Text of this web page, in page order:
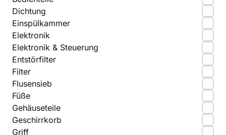
Dichtung
Einspülkammer
Elektronik
Elektronik & Steuerung
Entstörfilter
Filter
Flusensieb
Füße
Gehäuseteile
Geschirrkorb
Griff